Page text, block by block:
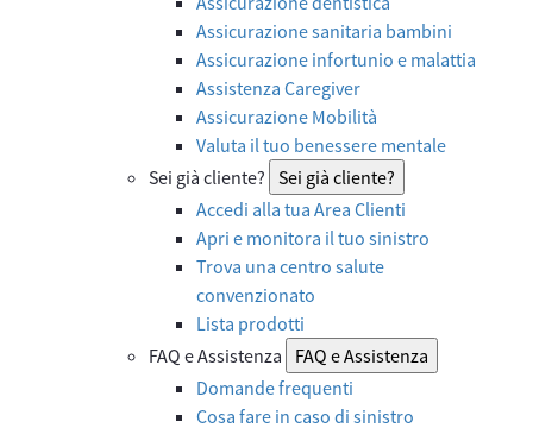
Assicurazione sanitaria bambini
Assicurazione infortunio e malattia
Assistenza Caregiver
Assicurazione Mobilità
Valuta il tuo benessere mentale
Sei già cliente? Sei già cliente?
Accedi alla tua Area Clienti
Apri e monitora il tuo sinistro
Trova una centro salute
convenzionato
Lista prodotti
FAQ e Assistenza
FAQ e Assistenza
Domande frequenti
Cosa fare in caso di sinistro